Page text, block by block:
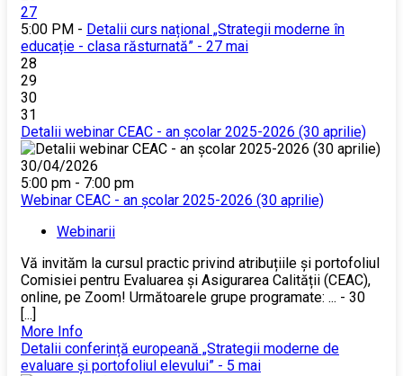
27
5:00 PM - Detalii curs național „Strategii moderne în
educație - clasa răsturnată” - 27 mai
28
29
30
31
Detalii webinar CEAC - an școlar 2025-2026 (30 aprilie)
30/04/2026
5:00 pm - 7:00 pm
Webinar CEAC - an școlar 2025-2026 (30 aprilie)
Webinarii
Vă invităm la cursul practic privind atribuțiile și portofoliul
Comisiei pentru Evaluarea și Asigurarea Calității (CEAC),
online, pe Zoom! Următoarele grupe programate: ... - 30
[...]
More Info
Detalii conferință europeană „Strategii moderne de
evaluare și portofoliul elevului” - 5 mai